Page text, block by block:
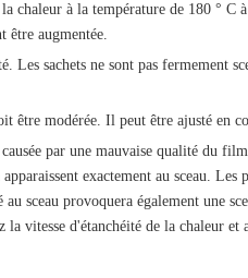
à la température de 180 ° C
être augmentée.
sachets ne sont pas fermement
être modérée. Il peut être ajusté en
par une mauvaise qualité du
exactement au sceau. Les
sceau provoquera également une
vitesse d'étanchéité de la chaleur et